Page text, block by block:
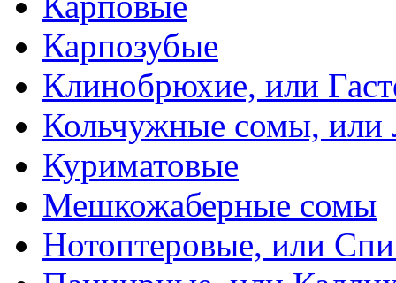
Карпозубые
Клинобрюхие, или
Кольчужные сомы, или
Куриматовые
Мешкожаберные сомы
Нотоптеровые, или